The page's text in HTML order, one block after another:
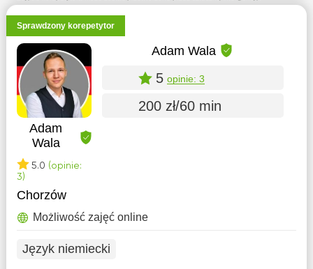
Sprawdzony korepetytor
Adam
Wala
5.0 (opinie:
3)
Adam Wala
5 opinie: 3
200 zł/60 min
Chorzów
Możliwość zajęć online
Język niemiecki